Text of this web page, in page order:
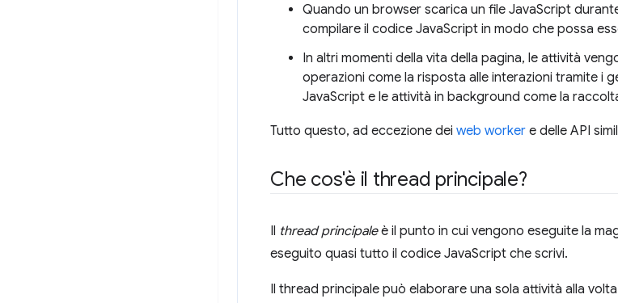
Quando un browser scarica un file JavaScript
compilare il codice JavaScript in modo che possa
In altri momenti della vita della pagina, le attività
operazioni come la risposta alle interazioni tramite i
JavaScript e le attività in background come la
Tutto questo, ad eccezione dei web worker e delle API
Che cos'è il thread principale?
Il thread principaleè il punto in cui vengono eseguite la
eseguito quasi tutto il codice JavaScript che scrivi.
Il thread principale può elaborare una sola attività alla